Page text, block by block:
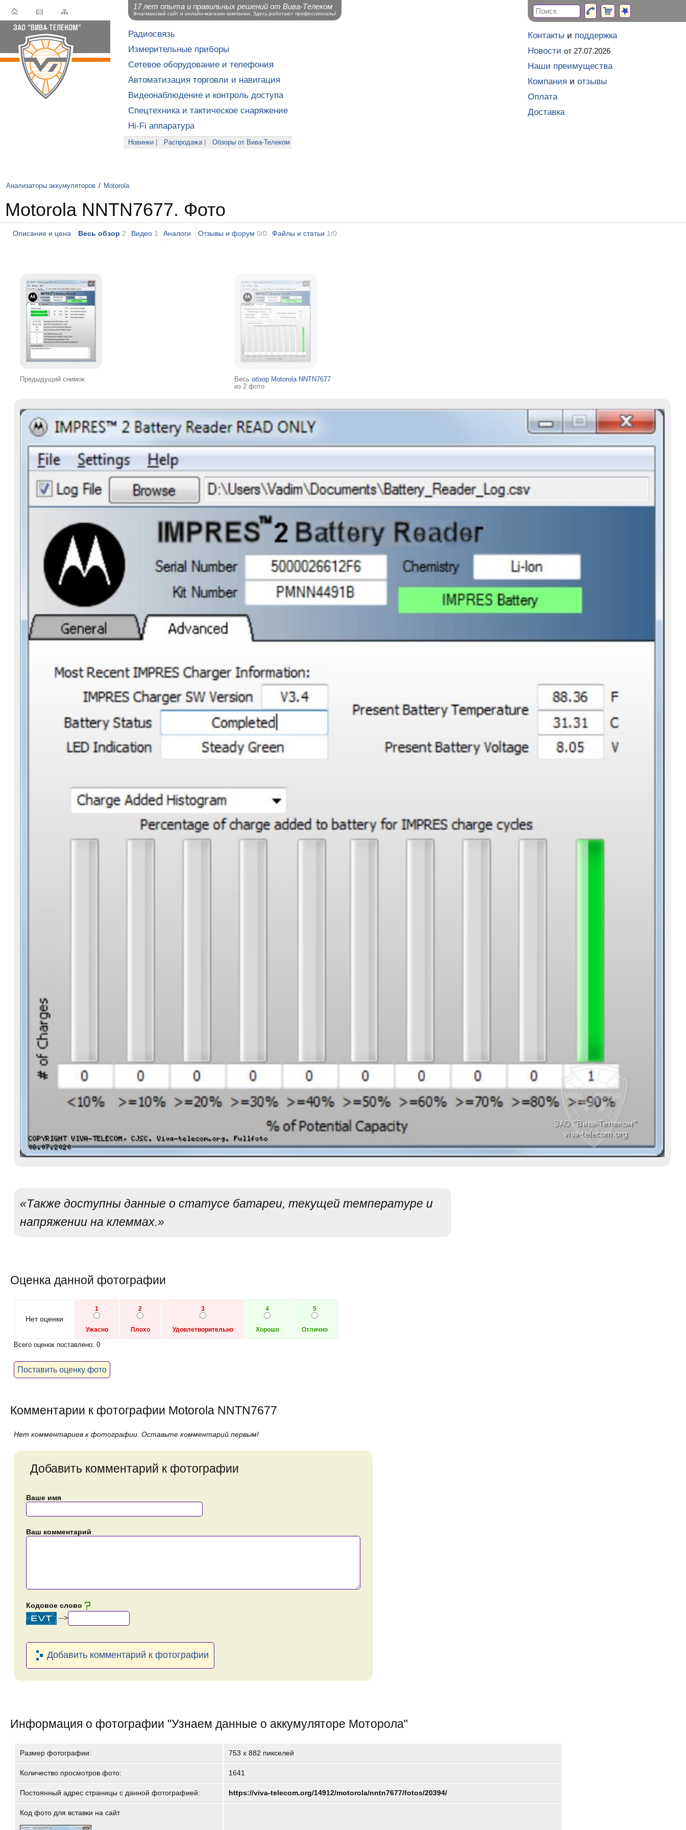
Радиосвязь
Измерительные приборы
Сетевое оборудование и телефония
Автоматизация торговли и навигация
Видеонаблюдение и контроль доступа
Спецтехника и тактическое снаряжение
Hi-Fi аппаратура
Новинки Распродажа| Обзоры от Вива-Телеком
Анализаторы аккумуляторов / Motorola
Motorola NNTN7677. Фото
Описание и цена Весь обзор 2 Видео 1 Аналоги Отзывы и форум 0/0 Файлы и статьи 1/0
Предыдущий снимок Весь обзор Motorola NNTN7677
из 2 фото
«Также доступны данные о статусе батареи, текущей температуре и
напряжении на клеммах.»
Оценка данной фотографии
Нет оценки
1
Ужасно
2
Плохо
3
Удовлетворительно
4
Хорошо
5
Отлично
Всего оценок поставлено: 0
Поставить оценку фото
Комментарии к фотографии Motorola NNTN7677
Нет комментариев к фотографии. Оставьте комментарий первым!
Добавить комментарий к фотографии
Ваше имя
Ваш комментарий
Кодовое слово
-->
Добавить комментарий к фотографии
Информация о фотографии "Узнаем данные о аккумуляторе Моторола"
Размер фотографии: 753 x 882 пикселей
Количество просмотров фото: 1641
Постоянный адрес страницы с данной фотографией: https://viva-telecom.org/14912/motorola/nntn7677/fotos/20394/
Код фото для вставки на сайт
Контакты и поддержка
Новости от 27.07.2026
Наши преимущества
Компания и отзывы
Оплата
Доставка
17 лет опыта и правильных решений от Вива-Телеком
Флагманский сайт и онлайн-магазин компании. Здесь работают профессионалы!